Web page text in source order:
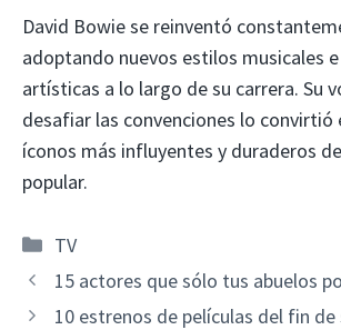
David Bowie se reinventó
adoptando nuevos estilos musicales
artísticas a lo largo de su carrera. Su
desafiar las convenciones lo convirtió
íconos más influyentes y duraderos
popular.
Categorías
TV
15 actores que sólo tus abuelos
10 estrenos de películas del fin de